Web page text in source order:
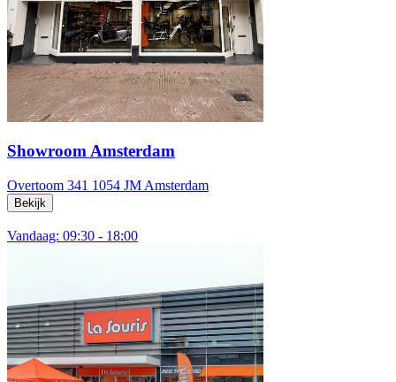
Showroom Amsterdam
Overtoom 341 1054 JM Amsterdam
Bekijk
Vandaag: 09:30 - 18:00